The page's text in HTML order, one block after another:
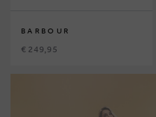
BARBOUR
€ 249,95